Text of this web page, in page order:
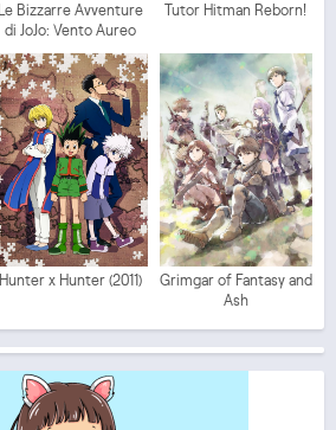
Le Bizzarre Avventure
di JoJo: Vento Aureo
Tutor Hitman Reborn!
Hunter x Hunter (2011)
Grimgar of Fantasy and
Ash